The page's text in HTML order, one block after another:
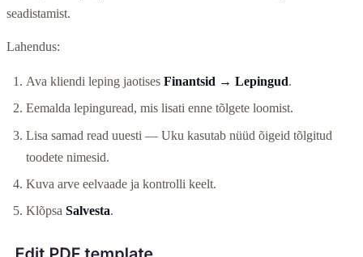
seadistamist.
Lahendus:
Ava kliendi leping jaotises Finantsid → Lepingud.
Eemalda lepinguread, mis lisati enne tõlgete loomist.
Lisa samad read uuesti — Uku kasutab nüüd õigeid tõlgitud
toodete nimesid.
Kuva arve eelvaade ja kontrolli keelt.
Klõpsa Salvesta.